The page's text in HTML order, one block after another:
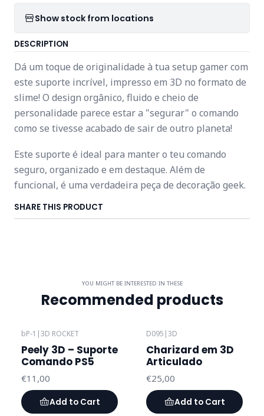
Show stock from locations
DESCRIPTION
Dá um toque de originalidade à tua setup gamer com
este suporte incrível, impresso em 3D no formato de
slime! O design orgânico, fluido e cheio de
personalidade parece estar a "segurar" o comando
como se tivesse acabado de sair de outro planeta!
Este suporte é ideal para manter o teu comando
seguro, organizado e em destaque. Além de
funcional, é uma verdadeira peça de decoração geek.
SHARE THIS PRODUCT
YOU MIGHT BE INTERESTED IN THESE
Recommended products
bP-1 |3D ROCKET
Peely 3D – Suporte
Comando PS5
€11,00
Add to Cart
D095 |3D
Charizard em 3D
Articulado
€25,00
Add to Cart